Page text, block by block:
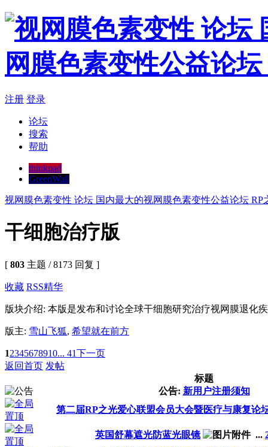
注册 登录
论坛
搜索
帮助
thinkpad
GreenWall
视网膜色素变性 论坛 国内最大的视网膜色素变性公益论坛 RP
干细胞治疗版
[ 803 主题 / 8173 回复 ]
收藏 RSS精华
版块介绍: 本版是发布和讨论全球干细胞研究治疗视网膜退化
版主: 雪山飞狐, 希望就在前方
12345678910... 41下一页
返回首页 发帖
标题
公告: 新用户注册须知
第二届RP之光爱心联盟会员大会暨医疗与康复论
英国舒幕遮光防蓝光眼镜 ...